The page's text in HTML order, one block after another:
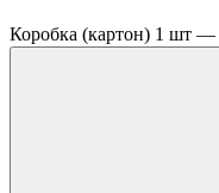
Коробка (картон) 1 шт —